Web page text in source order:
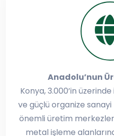
Anadolu’nun
Konya, 3.000’in
ve güçlü organize
önemli üretim
metal işleme